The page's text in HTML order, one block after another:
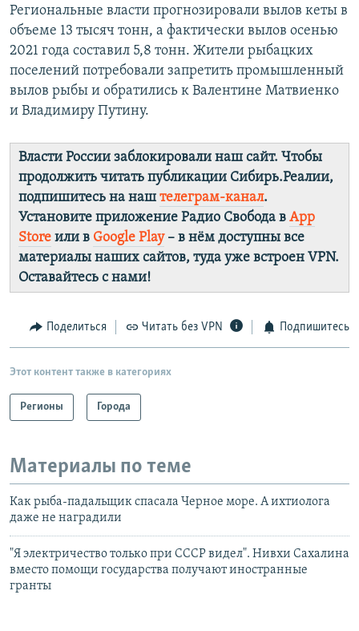
Региональные власти прогнозировали вылов кеты в
объеме 13 тысяч тонн, а фактически вылов осенью
2021 года составил 5,8 тонн. Жители рыбацких
поселений потребовали запретить промышленный
вылов рыбы и обратились к Валентине Матвиенко
и Владимиру Путину.
Власти России заблокировали наш сайт. Чтобы
продолжить читать публикации Сибирь.Реалии,
подпишитесь на наш телеграм-канал.
Установите приложение Радио Свобода в App
Store или в Google Play– в нём доступны все
материалы наших сайтов, туда уже встроен VPN.
Оставайтесь с нами!
Поделиться Читать без VPN Подпишитесь
Этот контент также в категориях
Регионы Города
Материалы по теме
Как рыба-падальщик спасала Черное море. А ихтиолога
даже не наградили
"Я электричество только при СССР видел". Нивхи Сахалина
вместо помощи государства получают иностранные
гранты